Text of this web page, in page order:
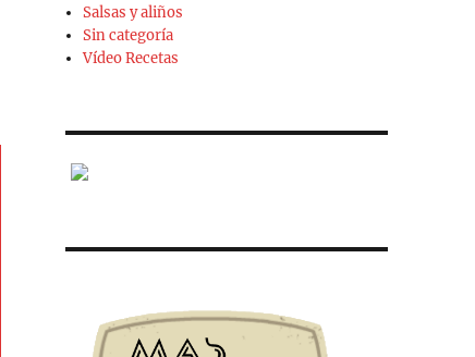
Salsas y aliños
Sin categoría
Vídeo Recetas